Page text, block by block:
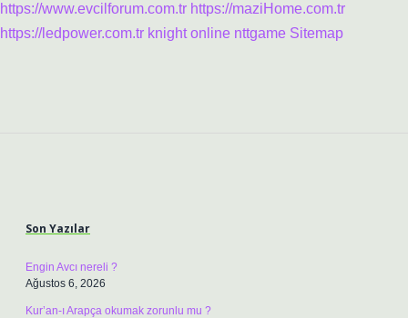
https://www.evcilforum.com.tr https://maziHome.com.tr
https://ledpower.com.tr knight online nttgame Sitemap
Son Yazılar
Engin Avcı nereli ?
Ağustos 6, 2026
Kur’an-ı Arapça okumak zorunlu mu ?